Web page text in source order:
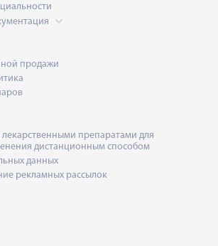
продажи
лекарственными препаратами для
дистанционным способом
данных
рекламных рассылок